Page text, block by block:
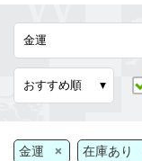
金運 × 在庫あり